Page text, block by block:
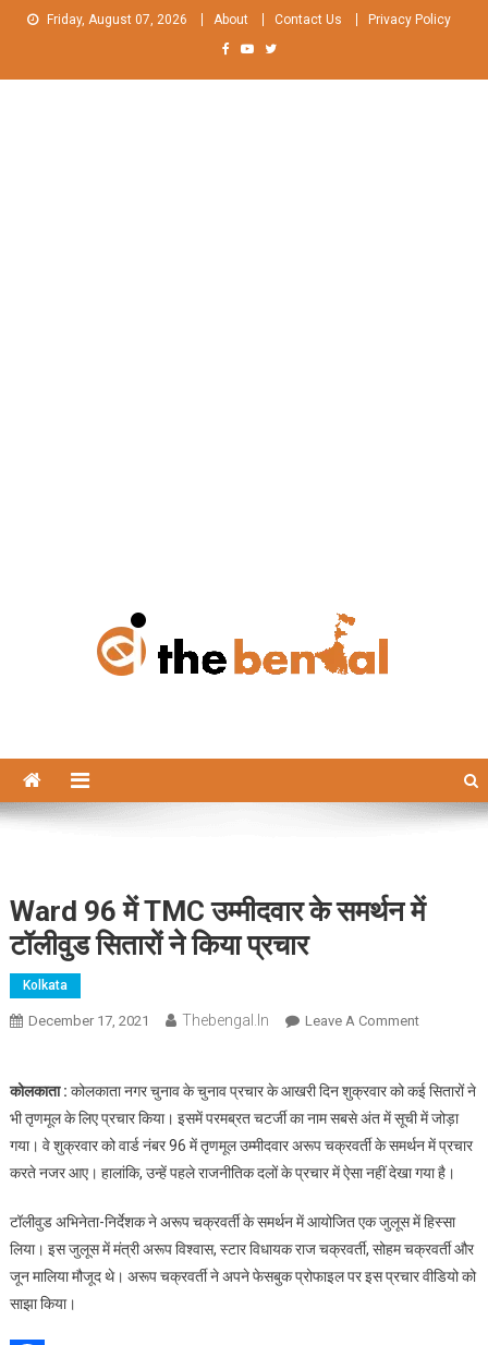
Friday, August 07, 2026 About Contact Us Privacy Policy
Ward 96 में TMC उम्मीदवार के समर्थन में
टॉलीवुड सितारों ने किया प्रचार
Kolkata
December 17, 2021 Thebengal.in Leave A CommentOn
में
TMC
उम्मीदवार
के
में
टॉलीवुड
सितारों
कोलकाता : कोलकाता नगर चुनाव के चुनाव प्रचार के आखरी दिन शुक्रवार को कई सितारों ने
भी तृणमूल के लिए प्रचार किया। इसमें परमब्रत चटर्जी का नाम सबसे अंत में सूची में जोड़ा
गया। वे शुक्रवार को वार्ड नंबर 96 में तृणमूल उम्मीदवार अरूप चक्रवर्ती के समर्थन में प्रचार
करते नजर आए। हालांकि, उन्हें पहले राजनीतिक दलों के प्रचार में ऐसा नहीं देखा गया है।
टॉलीवुड अभिनेता-निर्देशक ने अरूप चक्रवर्ती के समर्थन में आयोजित एक जुलूस में हिस्सा
लिया। इस जुलूस में मंत्री अरूप विश्वास, स्टार विधायक राज चक्रवर्ती, सोहम चक्रवर्ती और
जून मालिया मौजूद थे। अरूप चक्रवर्ती ने अपने फेसबुक प्रोफाइल पर इस प्रचार वीडियो को
साझा किया।